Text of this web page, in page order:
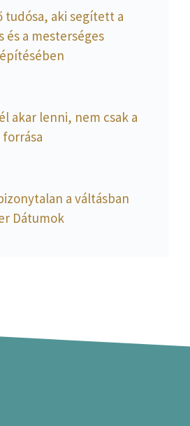
tudósa, aki segített a
és a mesterséges
akar lenni, nem csak a
forrása
a váltásban
Dátumok